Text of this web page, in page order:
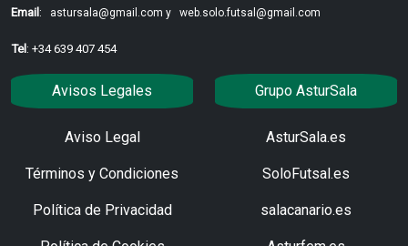
Email: astursala@gmail.com y web.solo.futsal@gmail.com
Tel: +34 639 407 454
Avisos Legales
Aviso Legal
Términos y Condiciones
Política de Privacidad
Grupo AsturSala
AsturSala.es
SoloFutsal.es
salacanario.es